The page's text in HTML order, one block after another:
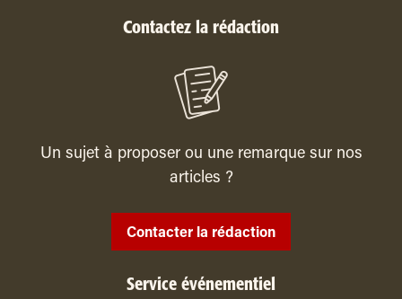
Contactez la rédaction
Un sujet à proposer ou une remarque sur nos
articles ?
Contacter la rédaction
Service événementiel